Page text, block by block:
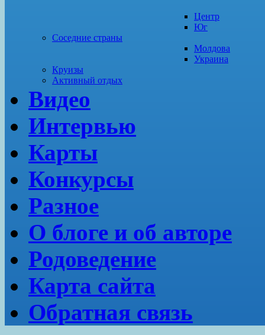
Центр
Юг
Соседние страны
Молдова
Украина
Круизы
Активный отдых
Видео
Интервью
Карты
Конкурсы
Разное
О блоге и об авторе
Родоведение
Карта сайта
Обратная связь